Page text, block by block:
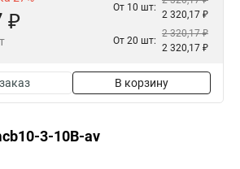
₽
От 10 шт:
2 320,17 ₽
От 20 шт:
2 320,17 ₽
2 320,17 ₽
В корзину
3-10B-av